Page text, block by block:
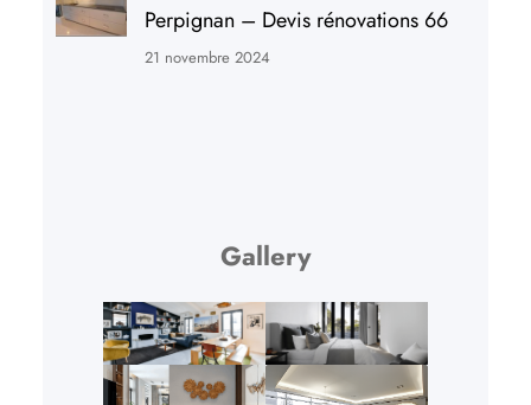
Perpignan – Devis rénovations 66
21 novembre 2024
Gallery